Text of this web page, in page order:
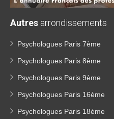
Autres arrondissements
Psychologues Paris 7ème
Psychologues Paris 8ème
Psychologues Paris 9ème
Psychologues Paris 16ème
Psychologues Paris 18ème